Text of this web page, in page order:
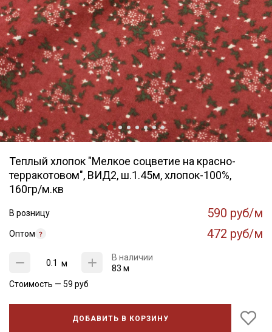
Теплый хлопок "Мелкое соцветие на красно-
терракотовом", ВИД2, ш.1.45м, хлопок-100%,
160гр/м.кв
В розницу 590 руб/м
Оптом 472 руб/м
м
В наличии
83 м
Стоимость — 59 руб
ДОБАВИТЬ В КОРЗИНУ